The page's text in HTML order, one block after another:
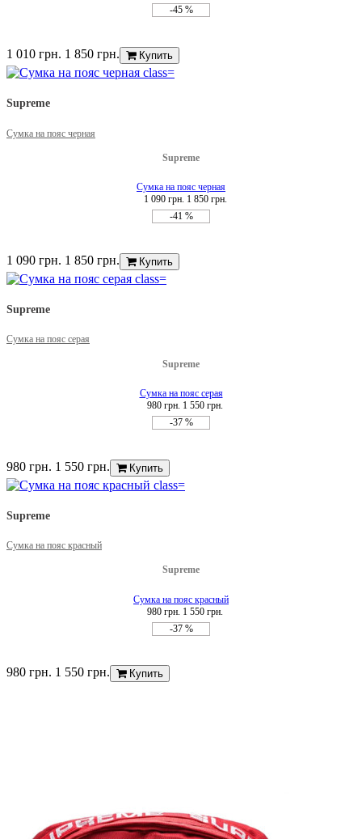
-45 %
1 010 грн. 1 850 грн. Купить
Supreme
Сумка на пояс черная
Supreme
Сумка на пояс черная
1 090 грн. 1 850 грн.
-41 %
1 090 грн. 1 850 грн. Купить
Supreme
Сумка на пояс серая
Supreme
Сумка на пояс серая
980 грн. 1 550 грн.
-37 %
980 грн. 1 550 грн. Купить
Supreme
Сумка на пояс красный
Supreme
Сумка на пояс красный
980 грн. 1 550 грн.
-37 %
980 грн. 1 550 грн. Купить